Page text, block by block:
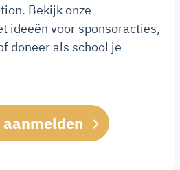
Bekijk onze
ideeën voor sponsoracties,
doneer als school je